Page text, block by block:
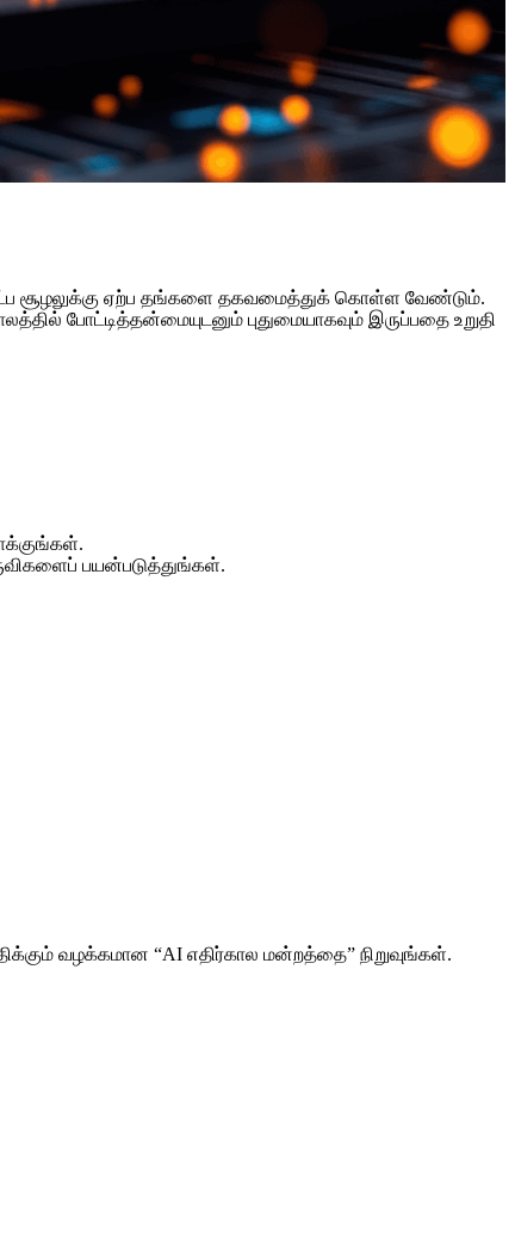
சூழலுக்கு ஏற்ப தங்களை தகவமைத்துக் கொள்ள வேண்டும்.
போட்டித்தன்மையுடனும் புதுமையாகவும் இருப்பதை உறுதி
பயன்படுத்துங்கள்.
வழக்கமான “AI எதிர்கால மன்றத்தை” நிறுவுங்கள்.